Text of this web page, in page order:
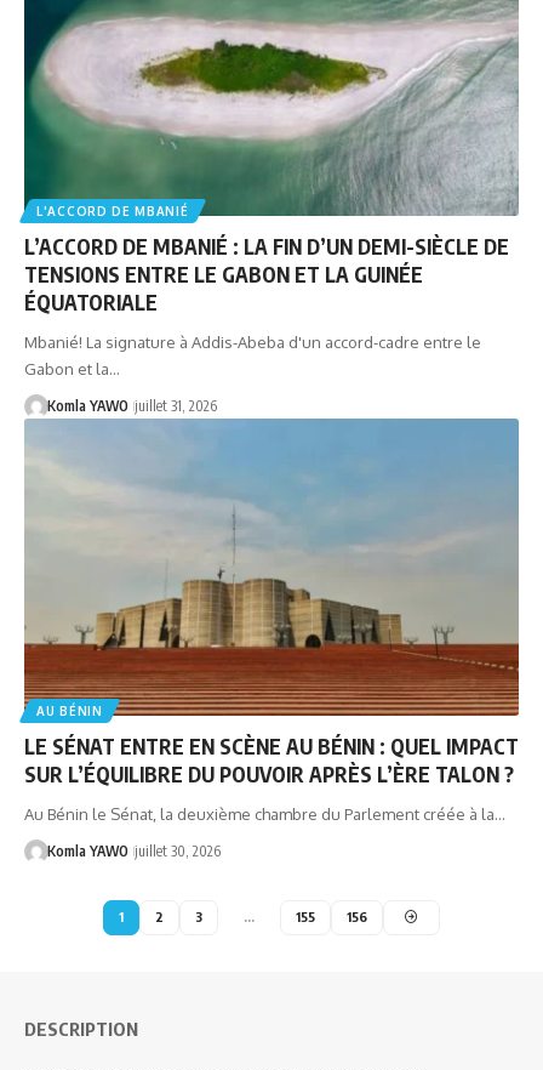
L'ACCORD DE MBANIÉ
L’ACCORD DE MBANIÉ : LA FIN D’UN DEMI-SIÈCLE DE
TENSIONS ENTRE LE GABON ET LA GUINÉE
ÉQUATORIALE
Mbanié! La signature à Addis-Abeba d'un accord-cadre entre le
Gabon et la…
Komla YAWO juillet 31, 2026
AU BÉNIN
LE SÉNAT ENTRE EN SCÈNE AU BÉNIN : QUEL IMPACT
SUR L’ÉQUILIBRE DU POUVOIR APRÈS L’ÈRE TALON ?
Au Bénin le Sénat, la deuxième chambre du Parlement créée à la…
Komla YAWO juillet 30, 2026
1 2 3 … 155 156
DESCRIPTION